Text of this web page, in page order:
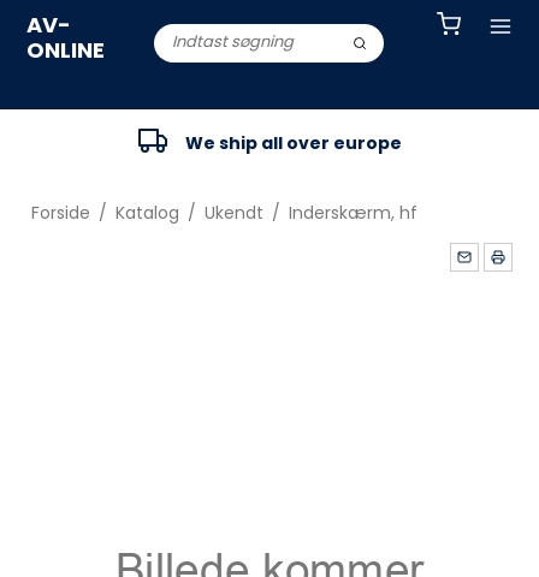
AV-
ONLINE
We ship all over europe
Forside / Katalog / Ukendt / Inderskærm, hf